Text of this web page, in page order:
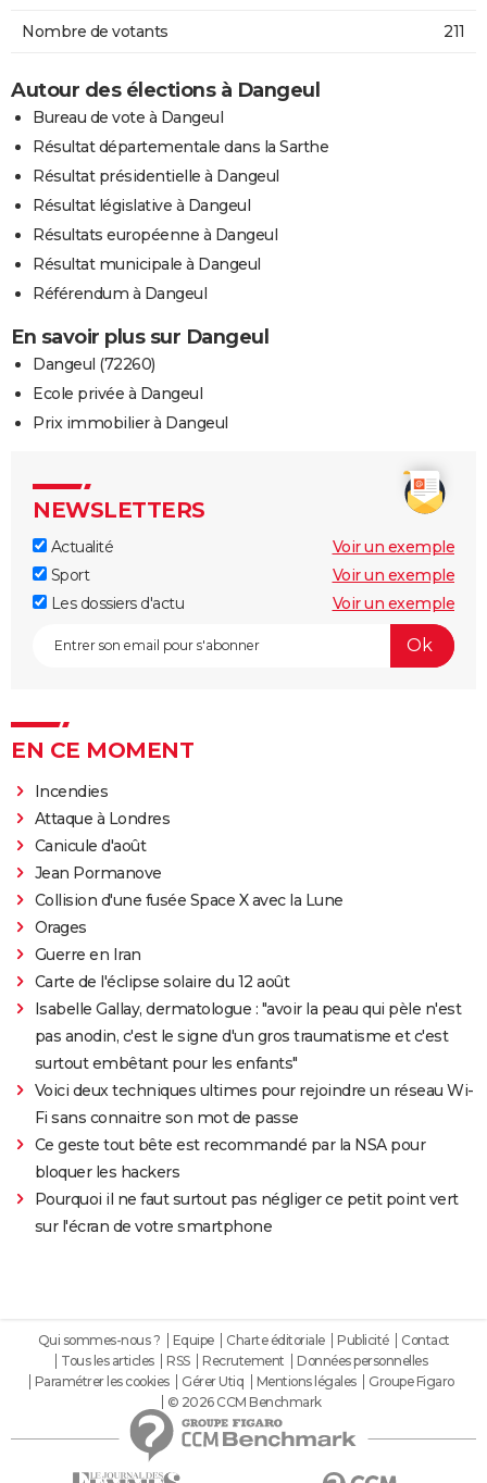
Nombre de votants 211
Autour des élections à Dangeul
Bureau de vote à Dangeul
Résultat départementale dans la Sarthe
Résultat présidentielle à Dangeul
Résultat législative à Dangeul
Résultats européenne à Dangeul
Résultat municipale à Dangeul
Référendum à Dangeul
En savoir plus sur Dangeul
Dangeul (72260)
Ecole privée à Dangeul
Prix immobilier à Dangeul
NEWSLETTERS
Actualité
Voir un exemple
Sport
Voir un exemple
Les dossiers d'actu
Voir un exemple
EN CE MOMENT
Incendies
Attaque à Londres
Canicule d'août
Jean Pormanove
Collision d'une fusée Space X avec la Lune
Orages
Guerre en Iran
Carte de l'éclipse solaire du 12 août
Isabelle Gallay, dermatologue : "avoir la peau qui pèle n'est
pas anodin, c'est le signe d'un gros traumatisme et c'est
surtout embêtant pour les enfants"
Voici deux techniques ultimes pour rejoindre un réseau Wi-
Fi sans connaitre son mot de passe
Ce geste tout bête est recommandé par la NSA pour
bloquer les hackers
Pourquoi il ne faut surtout pas négliger ce petit point vert
sur l'écran de votre smartphone
Qui sommes-nous ? Equipe Charte éditoriale Publicité
Contact
Tous les articles
RSS Recrutement
Données personnelles
Paramétrer les cookies
Gérer Utiq Mentions légales
Groupe Figaro
© 2026 CCM Benchmark